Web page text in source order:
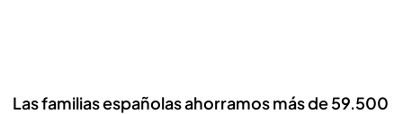
Las familias españolas ahorramos más de 59.500